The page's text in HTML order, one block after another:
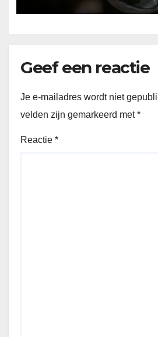
Geef een reactie
Je e-mailadres wordt niet
velden zijn gemarkeerd met*
Reactie *